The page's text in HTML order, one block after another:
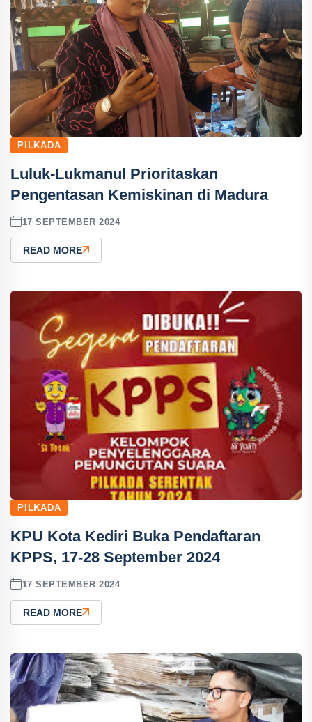
PILKADA
Luluk-Lukmanul Prioritaskan
Pengentasan Kemiskinan di Madura
17 SEPTEMBER 2024
READ MORE
PILKADA
KPU Kota Kediri Buka Pendaftaran
KPPS, 17-28 September 2024
17 SEPTEMBER 2024
READ MORE